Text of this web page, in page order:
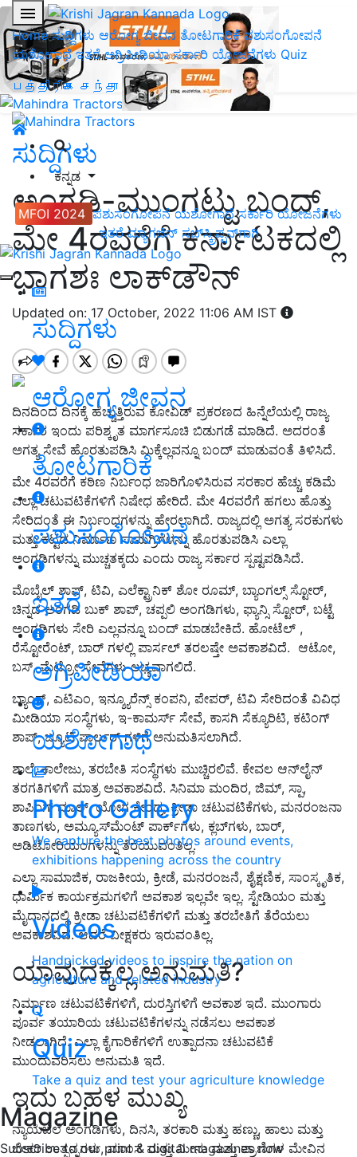
Home ಸುದ್ದಿಗಳು ಆರೋಗ್ಯ ಜೀವನ ತೋಟಗಾರಿಕೆಪಶುಸಂಗೋಪನೆ
ಯಶೋಗಾಥೆ ಇತರೆ ಅಗ್ರಿಪೀಡಿಯಾ ಸರ್ಕಾರಿ ಯೋಜನೆಗಳು Quiz
பத்திரிகை சந்தா
ಕನ್ನಡ
MFOI 2024 ಪಶುಸಂಗೋಪನೆ ಯಶೋಗಾಥೆ ಸರ್ಕಾರಿ ಯೋಜನೆಗಳು
ಇತರೆ ಮ್ಯಾಗಜಿನ್‌ ಸಬ್‌ಸ್ಕ್ರಿಪ್ಷನ್‌ಗಾಗಿ
ಸುದ್ದಿಗಳು
ಆರೋಗ್ಯ ಜೀವನ
ತೋಟಗಾರಿಕೆ
ಪಶುಸಂಗೋಪನೆ
ಇತರೆ
ಅಗ್ರಿಪೀಡಿಯಾ
ಯಶೋಗಾಥೆ
Photo Gallery
We capture the best photos around events,
exhibitions happening across the country
Videos
Handpicked videos to inspire the nation on
agriculture and related industry
Quiz
Take a quiz and test your agriculture knowledge
Magazine
Subscribe to our print & digital magazines now
ಸುದ್ದಿಗಳು
ಅಂಗಡಿ-ಮುಂಗಟ್ಟು ಬಂದ್,
ಮೇ 4ರವರೆಗೆ ಕರ್ನಾಟಕದಲ್ಲಿ
ಭಾಗಶಃ ಲಾಕ್‌ಡೌನ್‌
Updated on: 17 October, 2022 11:06 AM IST
ದಿನದಿಂದ ದಿನಕ್ಕೆ ಹೆಚ್ಚುತ್ತಿರುವ ಕೋವಿಡ್ ಪ್ರಕರಣದ ಹಿನ್ನೆಲೆಯಲ್ಲಿ ರಾಜ್ಯ
ಸರ್ಕಾರ ಇಂದು ಪರಿಶ್ಕೃತ ಮಾರ್ಗಸೂಚಿ ಬಿಡುಗಡೆ ಮಾಡಿದೆ. ಅದರಂತೆ
ಅಗತ್ಯ ಸೇವೆ ಹೊರತುಪಡಿಸಿ ಮಿಕ್ಕೆಲ್ಲವನ್ನೂ ಬಂದ್ ಮಾಡುವಂತೆ ತಿಳಿಸಿದೆ.
ಮೇ 4ರವರೆಗೆ ಕಠಿಣ ನಿರ್ಬಂಧ ಜಾರಿಗೊಳಿಸಿರುವ ಸರಕಾರ ಹೆಚ್ಚು ಕಡಿಮೆ
ಎಲ್ಲಾ ಚಟುವಟಿಕೆಗಳಿಗೆ ನಿಷೇಧ ಹೇರಿದೆ. ಮೇ 4ರವರೆಗೆ ಹಗಲು ಹೊತ್ತು
ಸೇರಿದಂತೆ ಈ ನಿರ್ಬಂಧಗಳನ್ನು ಹೇರಲಾಗಿದೆ. ರಾಜ್ಯದಲ್ಲಿ ಅಗತ್ಯ ಸರಕುಗಳು
ಮತ್ತು ಕಟ್ಟಡ ನಿರ್ಮಾಣ ಸಾಮಗ್ರಿಗಳನ್ನು ಹೊರತುಪಡಿಸಿ ಎಲ್ಲಾ
ಅಂಗಡಿಗಳನ್ನು ಮುಚ್ಚತಕ್ಕದು ಎಂದು ರಾಜ್ಯ ಸರ್ಕಾರ ಸ್ಪಷ್ಟಪಡಿಸಿದೆ.
ಮೊಬೈಲ್ ಶಾಪ್, ಟಿವಿ, ಎಲೆಕ್ಟ್ರಾನಿಕ್ ಶೋ ರೂಮ್, ಬ್ಯಾಂಗಲ್ಸ್ ಸ್ಟೋರ್,
ಚಿನ್ನದ ಅಂಗಡಿ ಬುಕ್ ಶಾಪ್, ಚಪ್ಪಲಿ ಅಂಗಡಿಗಳು, ಫ್ಯಾನ್ಸಿ ಸ್ಟೋರ್, ಬಟ್ಟೆ
ಅಂಗಡಿಗಳು ಸೇರಿ ಎಲ್ಲವನ್ನೂ ಬಂದ್ ಮಾಡಬೇಕಿದೆ. ಹೋಟೆಲ್ ,
ರೆಸ್ಟೋರೆಂಟ್, ಬಾರ್ ಗಳಲ್ಲಿ ಪಾರ್ಸಲ್ ತರಲಷ್ತೇ ಅವಕಾಶವಿದೆ. ಆಟೋ,
ಬಸ್, ಮೆಟ್ರೋ ಸೇವೆಗಳು ಲಭ್ಯವಾಗಲಿದೆ.
ಬ್ಯಾಂಕ್, ಎಟಿಎಂ, ಇನ್ಶ್ಯೂರೆನ್ಸ್ ಕಂಪನಿ, ಪೇಪರ್, ಟಿವಿ ಸೇರಿದಂತೆ ವಿವಿಧ
ಮೀಡಿಯಾ ಸಂಸ್ಥೆಗಳು, ಇ-ಕಾಮರ್ಸ್ ಸೇವೆ, ಕಾಸಗಿ ಸೆಕ್ಯೂರಿಟಿ, ಕಟಿಂಗ್
ಶಾಪ್, ಬ್ಯೂಟಿ ಪಾರ್ಲರ್ ಗಳಿಗೆ ಅನುಮತಿಸಲಾಗಿದೆ.
ಶಾಲೆ, ಕಾಲೇಜು, ತರಬೇತಿ ಸಂಸ್ಥೆಗಳು ಮುಚ್ಚಿರಲಿವೆ. ಕೇವಲ ಆನ್‌ಲೈನ್‌
ತರಗತಿಗಳಿಗೆ ಮಾತ್ರ ಅವಕಾಶವಿದೆ. ಸಿನಿಮಾ ಮಂದಿರ, ಜಿಮ್‌, ಸ್ಪಾ,
ಶಾಪಿಂಗ್‌ ಮಾಲ್‌, ಯೋಗ ಕೇಂದ್ರ, ಕ್ರೀಡಾ ಚಟುವಟಿಕೆಗಳು, ಮನರಂಜನಾ
ತಾಣಗಳು, ಅಮ್ಯೂಸ್‌ಮೆಂಟ್‌ ಪಾರ್ಕ್‌ಗಳು, ಕ್ಲಬ್‌ಗಳು, ಬಾರ್,
ಅಡಿಟೋರಿಯಂಗಳನ್ನು ತೆರೆಯುವಂತಿಲ್ಲ.
ಎಲ್ಲಾ ಸಾಮಾಜಿಕ, ರಾಜಕೀಯ, ಕ್ರೀಡೆ, ಮನರಂಜನೆ, ಶೈಕ್ಷಣಿಕ, ಸಾಂಸ್ಕೃತಿಕ,
ಧಾರ್ಮಿಕ ಕಾರ್ಯಕ್ರಮಗಳಿಗೆ ಅವಕಾಶ ಇಲ್ಲವೇ ಇಲ್ಲ. ಸ್ಟೇಡಿಯಂ ಮತ್ತು
ಮೈದಾನದಲ್ಲಿ ಕ್ರೀಡಾ ಚಟುವಟಿಕೆಗಳಿಗೆ ಮತ್ತು ತರಬೇತಿಗೆ ತೆರೆಯಲು
ಅವಕಾಶವಿದೆ. ಆದರೆ ವೀಕ್ಷಕರು ಇರುವಂತಿಲ್ಲ.
ಯಾವುದಕ್ಕೆಲ್ಲ ಅನುಮತಿ?
ನಿರ್ಮಾಣ ಚಟುವಟಿಕೆಗಳಿಗೆ, ದುರಸ್ತಿಗಳಿಗೆ ಅವಕಾಶ ಇದೆ. ಮುಂಗಾರು
ಪೂರ್ವ ತಯಾರಿಯ ಚಟುವಟಿಕೆಗಳನ್ನು ನಡೆಸಲು ಅವಕಾಶ
ನೀಡಲಾಗಿದೆ. ಎಲ್ಲಾ ಕೈಗಾರಿಕೆಗಳಿಗೆ ಉತ್ಪಾದನಾ ಚಟುವಟಿಕೆ
ಮುಂದುವರಿಸಲು ಅನುಮತಿ ಇದೆ.
ಇದು ಬಹಳ ಮುಖ್ಯ
ನ್ಯಾಯಬೆಲೆ ಅಂಗಡಿಗಳು, ದಿನಸಿ, ತರಕಾರಿ ಮತ್ತು ಹಣ್ಣು, ಹಾಲು ಮತ್ತು
ಬೇಕರಿ ಉತ್ಪನ್ನಗಳು, ಮಾಂಸ ಮತ್ತು ಮೀನು ಮತ್ತು ಪ್ರಾಣಿಗಳ ಮೇವಿನ